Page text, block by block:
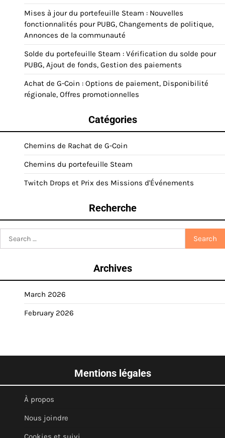
Mises à jour du portefeuille Steam : Nouvelles
fonctionnalités pour PUBG, Changements de politique,
Annonces de la communauté
Solde du portefeuille Steam : Vérification du solde pour
PUBG, Ajout de fonds, Gestion des paiements
Achat de G-Coin : Options de paiement, Disponibilité
régionale, Offres promotionnelles
Catégories
Chemins de Rachat de G-Coin
Chemins du portefeuille Steam
Twitch Drops et Prix des Missions d'Événements
Recherche
for:
Archives
March 2026
February 2026
Mentions légales
À propos
Nous joindre